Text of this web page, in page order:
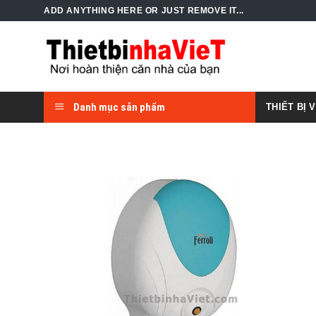
ADD ANYTHING HERE OR JUST REMOVE IT...
Danh mục sản phẩm THIẾT BỊ